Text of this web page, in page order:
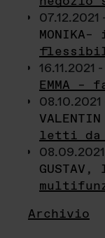
07.12.2021
16.11.2021 -
EMMA
08.10.2021
letti da
Archivio